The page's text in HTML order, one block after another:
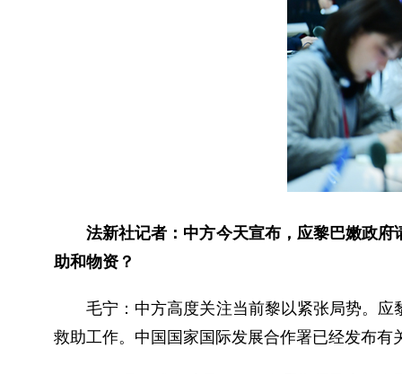
法新社记者：中方今天宣布，应黎巴嫩政
助和物资？
毛宁： 中方高度关注当前黎以紧张局势。
救助工作。中国国家国际发展合作署已经发布有